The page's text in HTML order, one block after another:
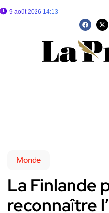
9 août 2026 14:13
Monde
La Finlande
reconnaître